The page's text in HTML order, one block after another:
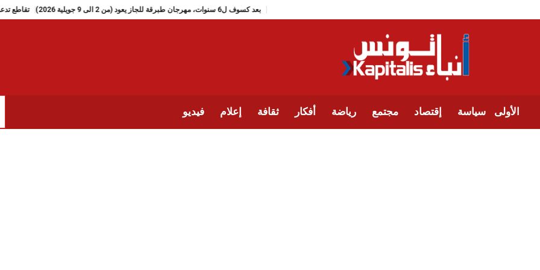
بعد كسوف ل6 سنوات، مهرجان طبرقة للجاز يعود (من 2 الى 9 جويلية 2026)
الأولى سياسة إقتصاد مجتمع رياضة أفكار ثقافة إعلام فيديو